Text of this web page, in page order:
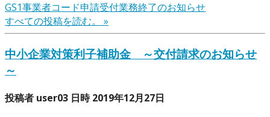
GS1事業者コード申請受付業務終了のお知らせ
すべての投稿を読む。 »
中小企業対策利子補助金 ～交付請求のお知らせ
～
投稿者 user03 日時 2019年12月27日